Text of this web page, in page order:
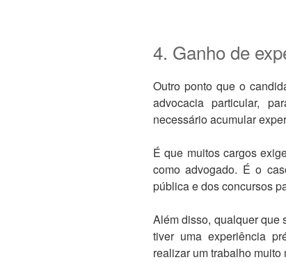
4. Ganho de
Outro ponto que o
advocacia particular,
necessário acumular
É que muitos cargos
como advogado. É o
pública e dos concursos
Além disso, qualquer que
tiver uma experiência
realizar um trabalho